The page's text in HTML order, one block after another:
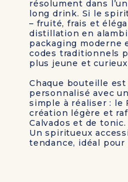
résolument dans
long drink. Si le
– fruité, frais et
distillation en
packaging moderne
codes traditionnels
plus jeune et
Chaque bouteille est
personnalisé avec
simple à réaliser : le
création légère et
Calvados et de tonic.
Un spiritueux
tendance, idéal pour